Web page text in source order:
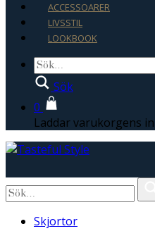
ACCESSOARER
LIVSSTIL
LOOKBOOK
Sök
0
Laddar varukorgens
Skjortor